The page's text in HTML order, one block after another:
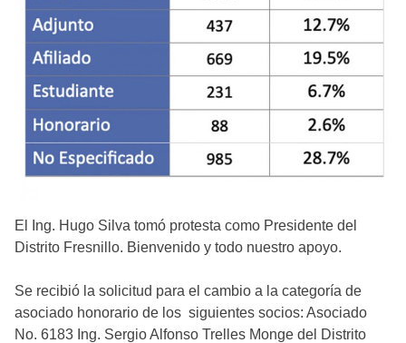
El Ing. Hugo Silva tomó protesta como Presidente del
Distrito Fresnillo. Bienvenido y todo nuestro apoyo.
Se recibió la solicitud para el cambio a la categoría de
asociado honorario de los siguientes socios: Asociado
No. 6183 Ing. Sergio Alfonso Trelles Monge del Distrito